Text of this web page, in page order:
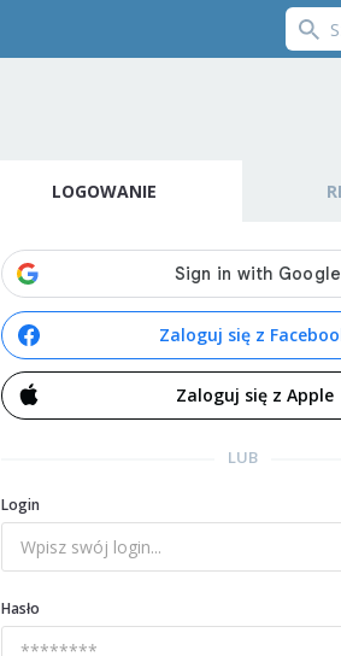
LOGOWANIE
Zaloguj się z
Zaloguj się z Apple
LUB
Login
Hasło